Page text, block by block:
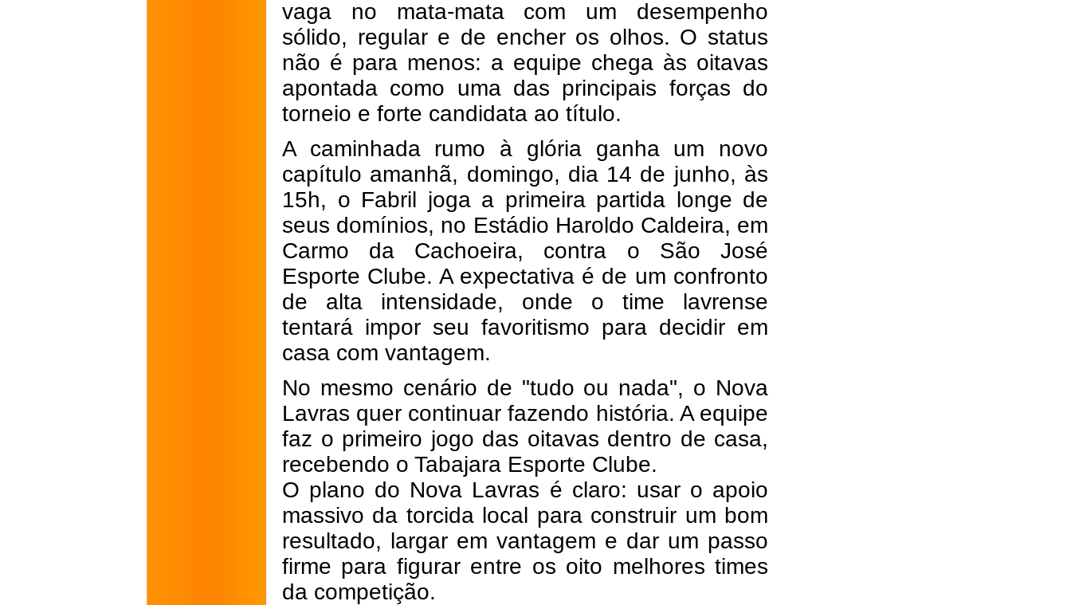
vaga no mata-mata com um desempenho
sólido, regular e de encher os olhos. O status
não é para menos: a equipe chega às oitavas
apontada como uma das principais forças do
torneio e forte candidata ao título.
A caminhada rumo à glória ganha um novo
capítulo amanhã, domingo, dia 14 de junho, às
15h, o Fabril joga a primeira partida longe de
seus domínios, no Estádio Haroldo Caldeira, em
Carmo da Cachoeira, contra o São José
Esporte Clube. A expectativa é de um confronto
de alta intensidade, onde o time lavrense
tentará impor seu favoritismo para decidir em
casa com vantagem.
No mesmo cenário de "tudo ou nada", o Nova
Lavras quer continuar fazendo história. A equipe
faz o primeiro jogo das oitavas dentro de casa,
recebendo o Tabajara Esporte Clube.
O plano do Nova Lavras é claro: usar o apoio
massivo da torcida local para construir um bom
resultado, largar em vantagem e dar um passo
firme para figurar entre os oito melhores times
da competição.